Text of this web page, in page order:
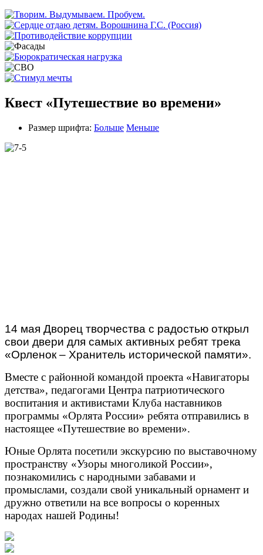
Квест «Путешествие во времени»
Размер шрифта: Больше Меньше
14 мая Дворец творчества с радостью открыл
свои двери для самых активных ребят трека
«Орленок – Хранитель исторической памяти».
Вместе с районной командой проекта «Навигаторы
детства», педагогами Центра патриотического
воспитания и активистами Клуба наставников
программы «Орлята России» ребята отправились в
настоящее «Путешествие во времени».
Юные Орлята посетили экскурсию по выставочному
пространству «Узоры многоликой России»,
познакомились с народными забавами и
промыслами, создали свой уникальный орнамент и
дружно ответили на все вопросы о коренных
народах нашей Родины!